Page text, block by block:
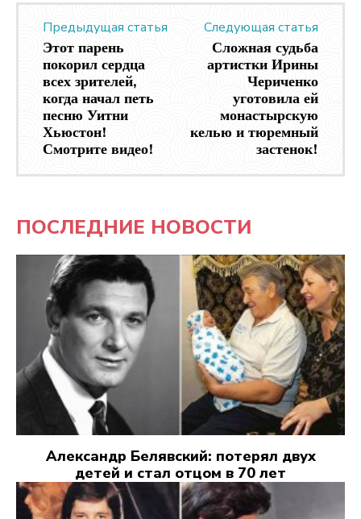
Предыдущая статья
Этот парень
покорил сердца
всех зрителей,
когда начал петь
песню Уитни
Хьюстон!
Смотрите видео!
Следующая статья
Сложная судьба
артистки Ирины
Чериченко
уготовила ей
монастырскую
келью и тюремный
застенок!
ПОСЛЕДНИЕ НОВОСТИ
Александр Белявский: потерял двух
детей и стал отцом в 70 лет